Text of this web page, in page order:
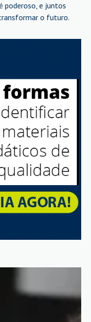
poderoso, e juntos
o futuro.